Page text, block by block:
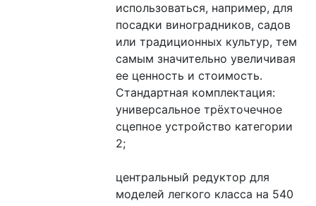
использоваться, например, для
посадки виноградников, садов
или традиционных культур, тем
самым значительно увеличивая
ее ценность и стоимость.
Стандартная комплектация:
универсальное трёхточечное
сцепное устройство категории
2;
центральный редуктор для
моделей легкого класса на 540